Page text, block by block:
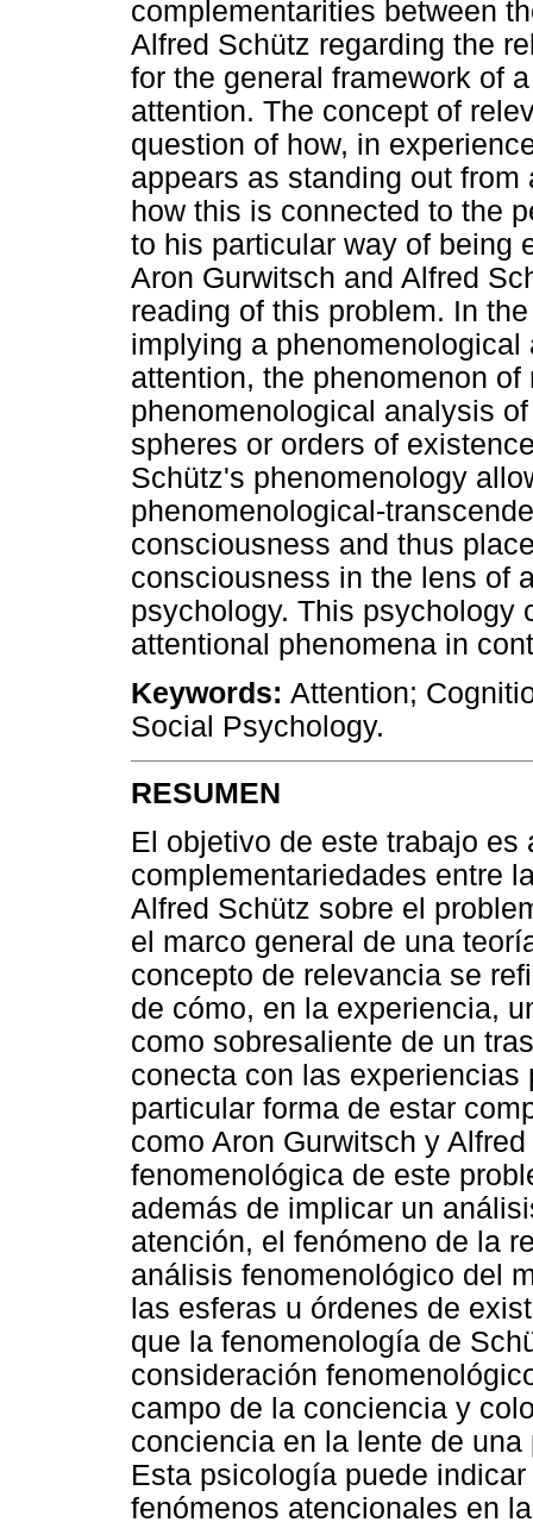
complementarities between
Alfred Schütz regarding the
for the general framework of
attention. The concept of
question of how, in
appears as standing out
how this is connected to the
to his particular way of being
Aron Gurwitsch and Alfred
reading of this problem. In
implying a
attention, the phenomenon
phenomenological analysis
spheres or orders of
Schütz's phenomenology
phenomenological-
consciousness and thus
consciousness in the lens of
psychology. This psychology
attentional phenomena in
Keywords: Attention;
Social Psychology.
RESUMEN
El objetivo de este trabajo
complementariedades entre
Alfred Schütz sobre el
el marco general de una
concepto de relevancia se
de cómo, en la experiencia,
como sobresaliente de un
conecta con las
particular forma de estar
como Aron Gurwitsch y
fenomenológica de este
además de implicar un
atención, el fenómeno de la
análisis fenomenológico del
las esferas u órdenes de
que la fenomenología de
consideración
campo de la conciencia y
conciencia en la lente de
Esta psicología puede
fenómenos atencionales en